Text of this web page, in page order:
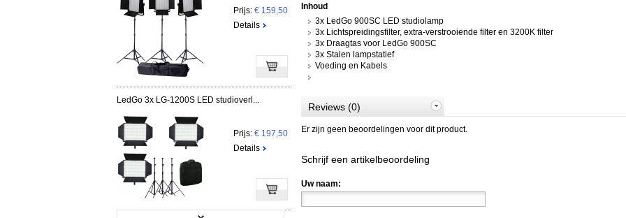
Prijs: € 159,50
Details
LedGo 3x LG-1200S LED studioverl...
Prijs: € 197,50
Details
Inhoud
3x LedGo 900SC LED studiolamp
3x Lichtspreidingsfilter, extra-verstrooiende filter en 3200K filter
3x Draagtas voor LedGo 900SC
3x Stalen lampstatief
Voeding en Kabels
Reviews (0)
Er zijn geen beoordelingen voor dit product.
Schrijf een artikelbeoordeling
Uw naam: